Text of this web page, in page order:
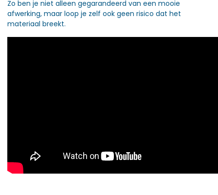
Zo ben je niet alleen gegarandeerd van een mooie
afwerking, maar loop je zelf ook geen risico dat het
materiaal breekt.